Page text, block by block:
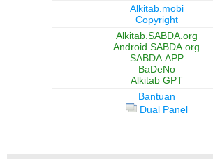
Alkitab.mobi
Copyright
Alkitab.SABDA.org
Android.SABDA.org
SABDA.APP
BaDeNo
Alkitab GPT
Bantuan
Dual Panel